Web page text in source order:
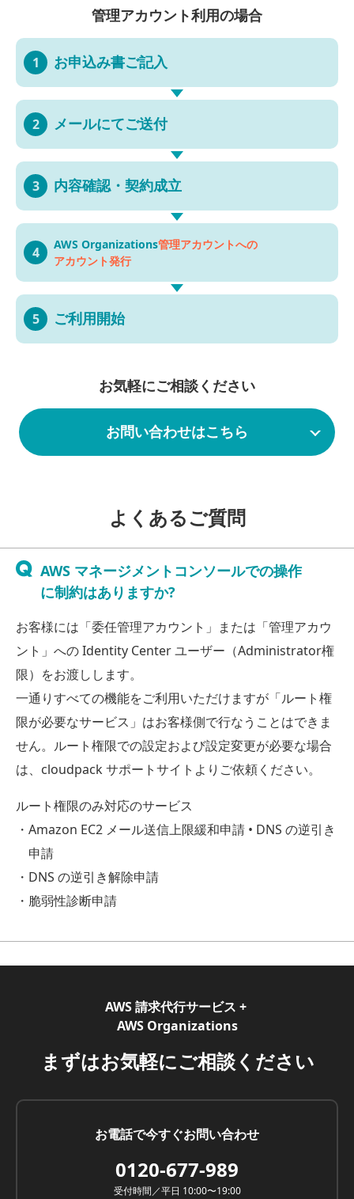
管理アカウント利用の場合
1 お申込み書ご記入
2 メールにてご送付
3 内容確認・ 契約成立
4 AWS Organizations管理アカウントへの
アカウント発行
5 ご利用開始
お気軽にご相談ください
お問い合わせはこちら
よくあるご質問
AWS マネージメントコンソールでの操作
に制約はありますか?
お客様には「委任管理アカウント」または「管理アカウ
ント」への Identity Center ユーザー（Administrator権
限）をお渡しします。
一通りすべての機能をご利用いただけますが「ルート権
限が必要なサービス」はお客様側で行なうことはできま
せん。ルート権限での設定および設定変更が必要な場合
は、cloudpack サポートサイトよりご依頼ください。
ルート権限のみ対応のサービス
Amazon EC2 メール送信上限緩和申請 • DNS の逆引き
申請
DNS の逆引き解除申請
脆弱性診断申請
AWS 請求代行サービス +
AWS Organizations
まずはお気軽にご相談ください
お電話で今すぐお問い合わせ
0120-677-989
受付時間／平日 10:00〜19:00